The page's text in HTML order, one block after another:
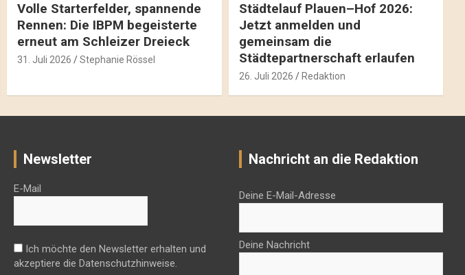
Volle Starterfelder, spannende
Rennen: Die IBPM begeisterte
erneut am Schleizer Dreieck
31. Juli 2026 Stephanie Rössel
Städtelauf Plauen–Hof 2026:
Jetzt anmelden und
gemeinsam die
Städtepartnerschaft erlaufen
26. Juli 2026 Redaktion
Newsletter
E-Mail
Ich möchte den Newsletter erhalten und
akzeptiere die Datenschutzhinweise.
Nachricht an die Redaktion
Deine E-Mail-Adresse
Deine Nachricht